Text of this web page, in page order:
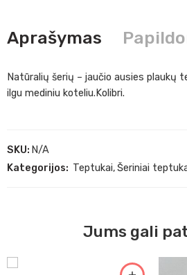
Aprašymas
Natūralių šerių – jaučio ausies plaukų
ilgu mediniu koteliu.Kolibri.
SKU: N/A
Kategorijos: Teptukai,Šeriniai
Jums gali